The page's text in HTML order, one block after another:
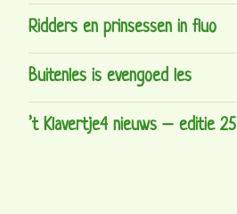
Ridders en prinsessen in fluo
Buitenles is evengoed les
’t Klavertje4 nieuws – editie 25